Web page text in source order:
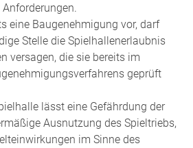
eine Baugenehmigung vor, darf
Stelle die Spielhallenerlaubnis
versagen, die sie bereits im
geprüft
lässt eine Gefährdung der
Ausnutzung des Spieltriebs,
im Sinne des